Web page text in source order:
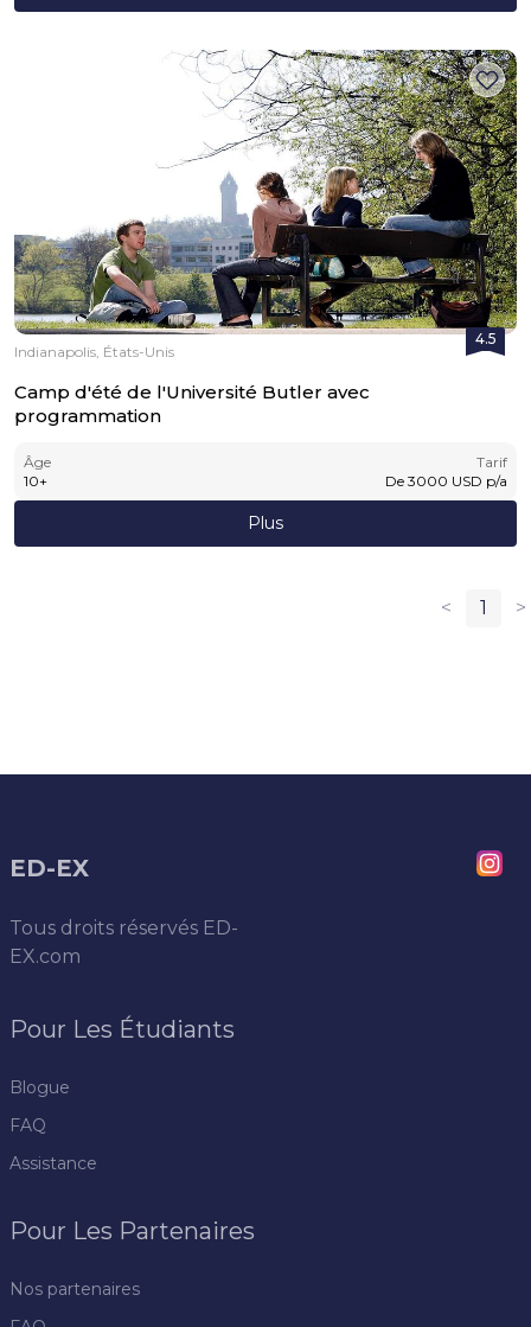
4.5
Indianapolis, États-Unis
Camp d'été de l'Université Butler avec
programmation
Âge
10+
Tarif
De 3000 USD p/a
Plus
< 1 >
ED-EX
Tous droits réservés ED-
EX.com
Pour Les Étudiants
Blogue
FAQ
Assistance
Pour Les Partenaires
Nos partenaires